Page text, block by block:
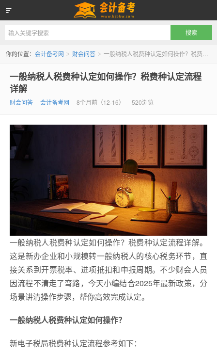
会计备考网
你的位置： 会计备考网 > 财会问答 > 一般纳税人税费种认定如何操作？税费种认定流程详解
一般纳税人税费种认定如何操作？税费种认定流程
详解
财会问答 会计备考网 8个月前（12-16） 520浏览
一般纳税人税费种认定如何操作？税费种认定流程详解。
这是新办企业和小规模转一般纳税人的核心税务环节，直
接关系到开票税率、进项抵扣和申报周期。不少财会人员
因流程不清走了弯路，今天小编结合2025年最新政策，分
场景讲清操作步骤，帮你高效完成认定。
一般纳税人税费种认定如何操作？
新电子税局税费种认定流程参考如下：